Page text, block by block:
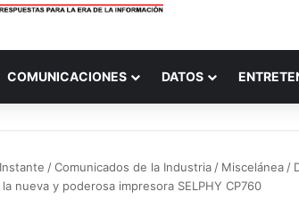
COMUNICACIONES DATOS
/Comunicados de la Industria / Miscelánea /
nueva y poderosa impresora SELPHY CP760